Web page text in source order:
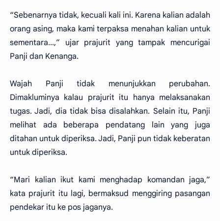
“Sebenarnya tidak, kecuali kali ini. Karena kalian adalah
orang asing, maka kami terpaksa menahan kalian untuk
sementara...,” ujar prajurit yang tampak mencurigai
Panji dan Kenanga.
Wajah Panji tidak menunjukkan perubahan.
Dimakluminya kalau prajurit itu hanya melaksanakan
tugas. Jadi, dia tidak bisa disalahkan. Selain itu, Panji
melihat ada beberapa pendatang lain yang juga
ditahan untuk diperiksa. Jadi, Panji pun tidak keberatan
untuk diperiksa.
“Mari kalian ikut kami menghadap komandan jaga,”
kata prajurit itu lagi, bermaksud menggiring pasangan
pendekar itu ke pos jaganya.